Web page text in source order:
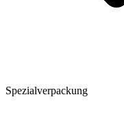
Spezialverpackung